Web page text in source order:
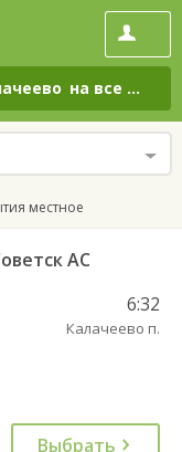
на все дни
местное
АС
6:32
Калачеево п.
Выбрать